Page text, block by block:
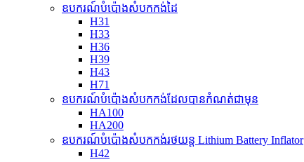
ឧបករណ៍បំប៉ោងសំបកកង់ដៃ
H31
H33
H36
H39
H43
H71
ឧបករណ៍បំប៉ោងសំបកកង់ដែលបានកំណត់ជាមុន
HA100
HA200
ឧបករណ៍បំប៉ោងសំបកកង់រថយន្ត Lithium Battery Inflator
H42